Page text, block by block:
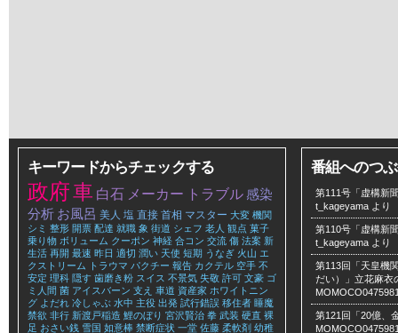
キーワードからチェックする
政府車 白石 メーカー トラブル 感染
分析 お風呂 美人 塩 直接 首相 マスター 大変 機関
シミ 整形 開票 配達 就職 象 街道 シェフ 老人 観点 菓子
乗り物 ボリューム クーポン 神経 合コン 交流 傷 法案 新
生活 再開 最速 昨日 適切 潤い 天使 短期 うなぎ 火山 エ
クストリーム
トラウマ パクチー 報告 カクテル 空手 不
安定 理科 隠す 歯磨き粉 スイス 不景気 失敬 許可 文豪 ゴ
ミ人間 菌 アイスバーン 支え 車道 資産家 ホワイトニン
グ よだれ 冷しゃぶ 水中 主役 出発 試行錯誤 移住者 睡魔
禁欲 非行 新渡戸稲造 鯉のぼり 宮沢賢治 拳 武装 硬直 裸
足 おさい銭 雪国 如意棒 禁断症状 一堂 佐藤 柔軟剤 幼稚
番組へのつ
第111号「虚構新
t_kageyama より
第110号「虚構新
t_kageyama より
第113回「天皇機
だい）」立花麻衣
第121回「20億、